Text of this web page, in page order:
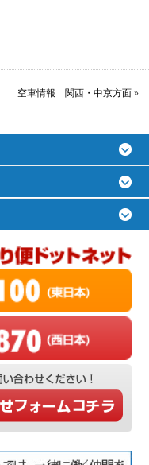
空車情報 関西・中京方面 »